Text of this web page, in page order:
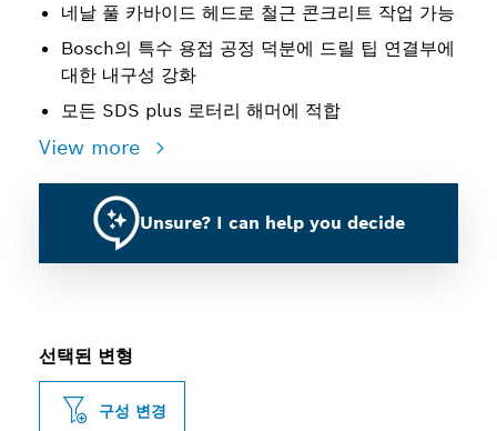
네날 풀 카바이드 헤드로 철근 콘크리트 작업 가능
Bosch의 특수 용접 공정 덕분에 드릴 팁 연결부에
대한 내구성 강화
모든 SDS plus 로터리 해머에 적합
View more
Unsure? I can help you decide
선택된 변형
구성 변경